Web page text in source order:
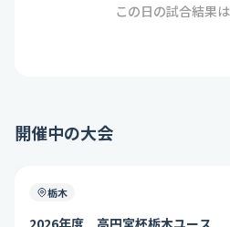
この日の試合結果
開催中の大会
栃木
2026年度 高円宮杯栃木ユース